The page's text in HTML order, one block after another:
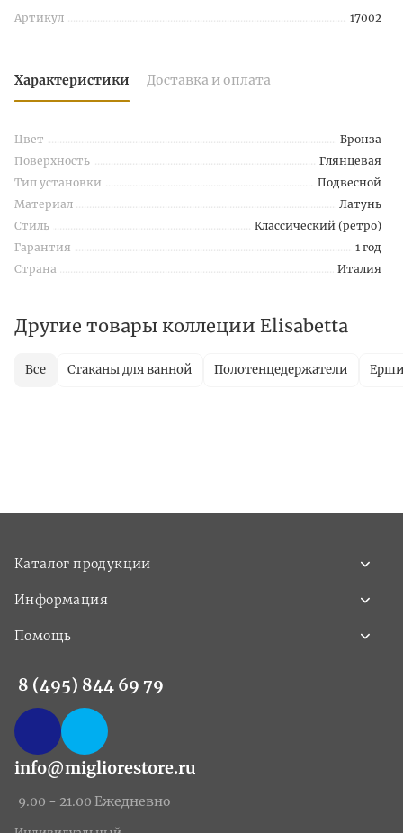
Артикул 17002
Характеристики Доставка и оплата
Цвет
Бронза
Поверхность
Глянцевая
Тип установки
Подвесной
Материал
Латунь
Стиль
Классический (ретро)
Гарантия
1 год
Страна
Италия
Другие товары коллеции Elisabetta
Все Стаканы для ванной Полотенцедержатели
Каталог продукции
Информация
Помощь
8 (495) 844 69 79
info@migliorestore.ru
9.00 - 21.00 Ежедневно